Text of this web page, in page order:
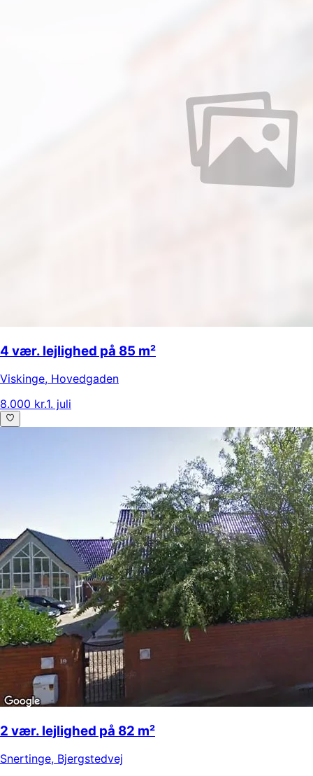
4 vær. lejlighed på 85 m²
Viskinge, Hovedgaden
8.000 kr.1. juli
2 vær. lejlighed på 82 m²
Snertinge, Bjergstedvej